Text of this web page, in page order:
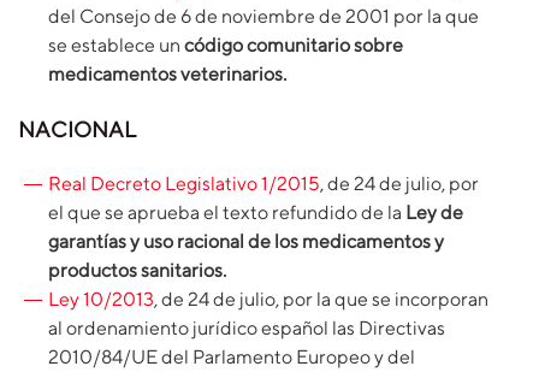
del Consejo de 6 de noviembre de 2001 por la que
se establece un código comunitario sobre
medicamentos veterinarios.
NACIONAL
Real Decreto Legislativo 1/2015, de 24 de julio, por
el que se aprueba el texto refundido de la Ley de
garantías y uso racional de los medicamentos y
productos sanitarios.
Ley 10/2013, de 24 de julio, por la que se incorporan
al ordenamiento jurídico español las Directivas
2010/84/UE del Parlamento Europeo y del